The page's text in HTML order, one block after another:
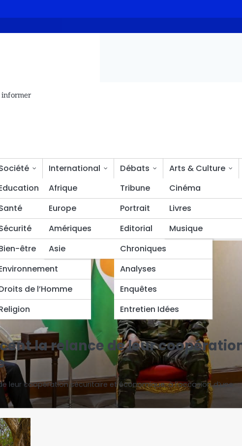
incidents impliquant les agents recenseurs
informer
être
de l’Homme
International
Afrique
Europe
Amériques
Asie
Débats
Tribune
Portrait
Editorial
Chroniques
Analyses
Enquêtes
Entretien Idées
Arts & Culture
Cinéma
Livres
Musique
Bien-être
la relance de leur
leur coopération sécuritaire et économique, à l’occasion d’une